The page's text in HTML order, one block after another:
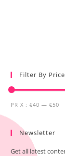
Filter By Price
PRIX :€40 —€50
Newsletter
Get all latest